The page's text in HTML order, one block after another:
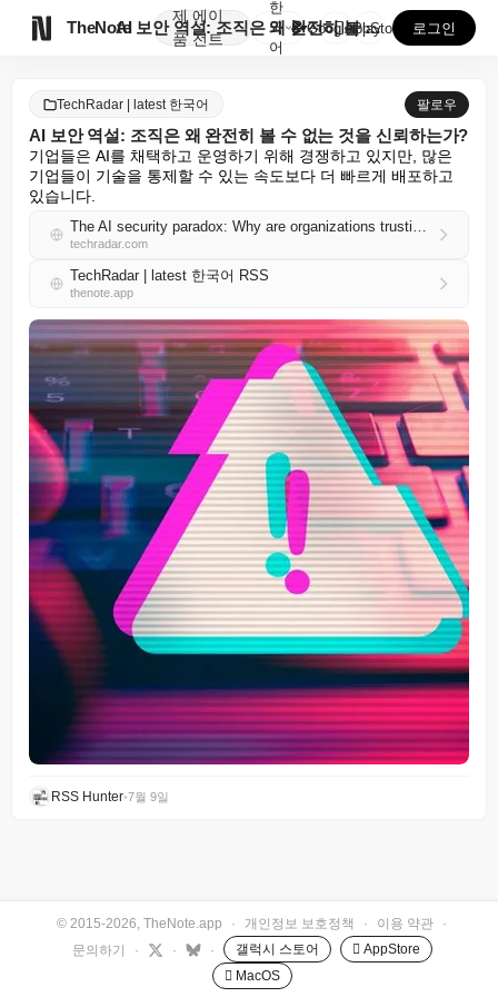
TheNote
제
품
에이
전트
AI 보안 역설: 조직은 왜 완전히 볼 수 없는 것을 ...
한
국
어
GooglePlay
AppStore 로그인
TechRadar | latest 한국어 팔로우
AI 보안 역설: 조직은 왜 완전히 볼 수 없는 것을 신뢰하는가?
기업들은 AI를 채택하고 운영하기 위해 경쟁하고 있지만, 많은
기업들이 기술을 통제할 수 있는 속도보다 더 빠르게 배포하고
있습니다.
The AI security paradox: Why are organizations trusting what they can’t fully see?
techradar.com
TechRadar | latest 한국어 RSS
thenote.app
RSS Hunter•7월 9일
© 2015-2026, TheNote.app · 개인정보 보호정책 · 이용 약관
·
문의하기
· · · 갤럭시 스토어
 AppStore
 MacOS